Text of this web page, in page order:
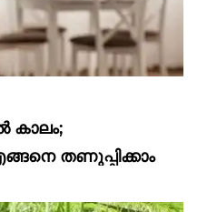
കാലം;
തണുപ്പിക്കാം